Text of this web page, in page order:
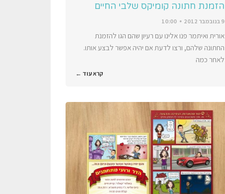
הזמנת חתונה קומיקס שלבי החיים
9 בנובמבר 2012 10:00
אורית ואיתמר פנו אלינו עם רעיון שהם הגו להזמנת
החתונה שלהם, ורצו לדעת אם יהיה אפשר לבצע אותו.
לאחר כמה
קרא עוד ←